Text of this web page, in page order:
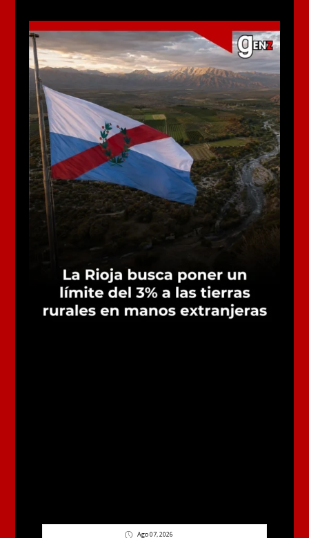
Ago 07, 2026